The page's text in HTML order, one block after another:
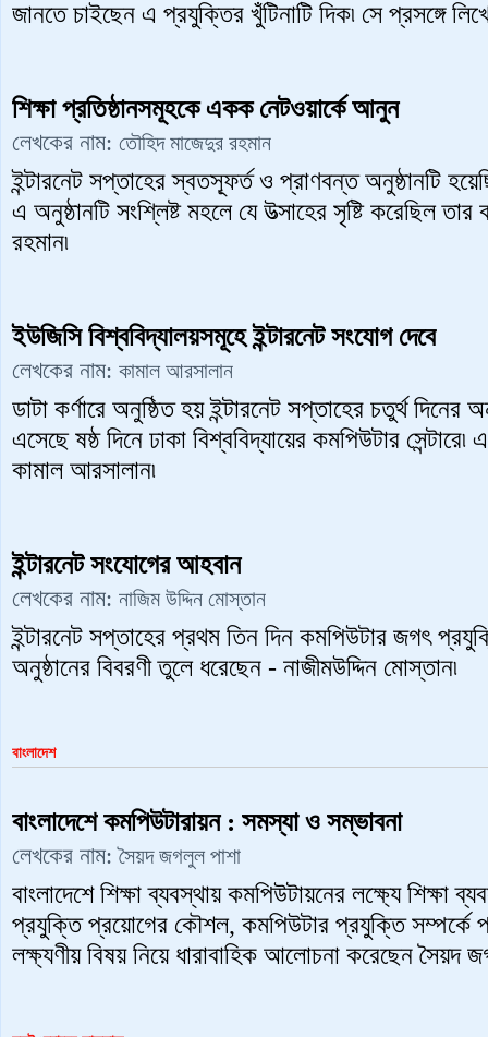
জানতে চাইছেন এ প্রযুক্তির খুঁটিনাটি দিক৷ সে প্রসঙ্গে
শিক্ষা প্রতিষ্ঠানসমূহকে একক নেটওয়ার্কে আনুন
লেখকের নাম: তৌহিদ মাজেদুর রহমান
ইন্টারনেট সপ্তাহের স্বতস্ফূর্ত ও প্রাণবন্ত অনুষ্ঠানটি
এ অনুষ্ঠানটি সংশ্লিষ্ট মহলে যে উত্সাহের সৃষ্টি করেছিল
রহমান৷
ইউজিসি বিশ্ববিদ্যালয়সমূহে ইন্টারনেট সংযোগ দেবে
লেখকের নাম: কামাল আরসালান
ডাটা কর্ণারে অনুষ্ঠিত হয় ইন্টারনেট সপ্তাহের চতুর্থ দিনের
এসেছে ষষ্ঠ দিনে ঢাকা বিশ্ববিদ্যায়ের কমপিউটার
কামাল আরসালান৷
ইন্টারনেট সংযোগের আহবান
লেখকের নাম: নাজিম উদ্দিন মোস্তান
ইন্টারনেট সপ্তাহের প্রথম তিন দিন কমপিউটার জগৎ
অনুষ্ঠানের বিবরণী তুলে ধরেছেন - নাজীমউদ্দিন মোস্তান৷
বাংলাদেশ
বাংলাদেশে কমপিউটারায়ন : সমস্যা ও সম্ভাবনা
লেখকের নাম:সৈয়দ জগলুল পাশা
বাংলাদেশে শিক্ষা ব্যবস্থায় কমপিউটায়নের লক্ষ্যে শিক্ষা
প্রযুক্তি প্রয়োগের কৌশল, কমপিউটার প্রযুক্তি সম্পর্কে
লক্ষ্যণীয় বিষয় নিয়ে ধারাবাহিক আলোচনা করেছেন সৈয়দ